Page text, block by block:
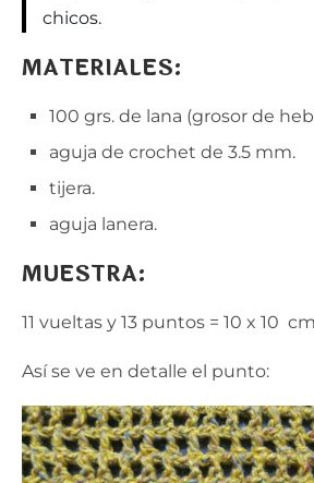
chicos.
MATERIALES:
100 grs. de lana (grosor de
aguja de crochet de 3.5 mm.
tijera.
aguja lanera.
MUESTRA:
11 vueltas y 13 puntos = 10 x 10
Así se ve en detalle el punto: